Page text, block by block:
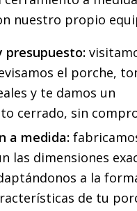
nuestro propio
presupuesto:
el porche,
y te damos un
cerrado, sin
a medida:
las dimensiones
a la
de tu